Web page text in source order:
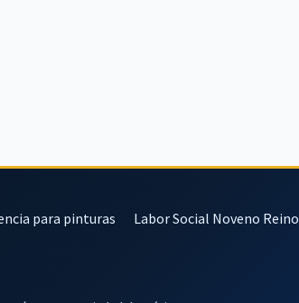
para pinturas Labor Social Noveno Reino